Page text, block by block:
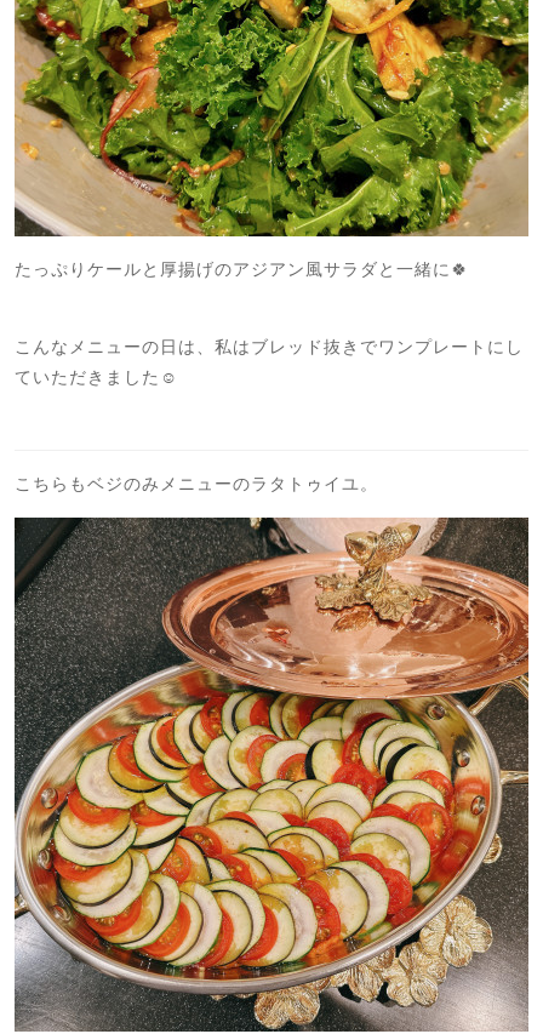
たっぷりケールと厚揚げのアジアン風サラダと一緒に🍀
こんなメニューの日は、私はブレッド抜きでワンプレートにし
ていただきました☺️
こちらもベジのみメニューのラタトゥイユ。